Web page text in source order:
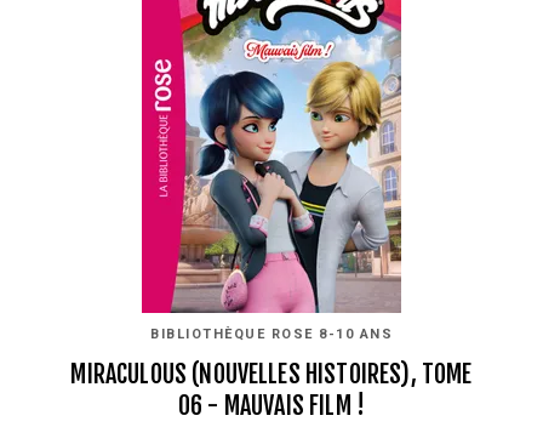
BIBLIOTHÈQUE ROSE 8-10 ANS
MIRACULOUS (NOUVELLES HISTOIRES), TOME
06 - MAUVAIS FILM !